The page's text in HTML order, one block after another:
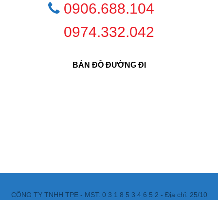
0906.688.104
0974.332.042
BẢN ĐỒ ĐƯỜNG ĐI
CÔNG TY TNHH TPE - MST: 0 3 1 8 5 3 4 6 5 2 - Địa chỉ: 25/10